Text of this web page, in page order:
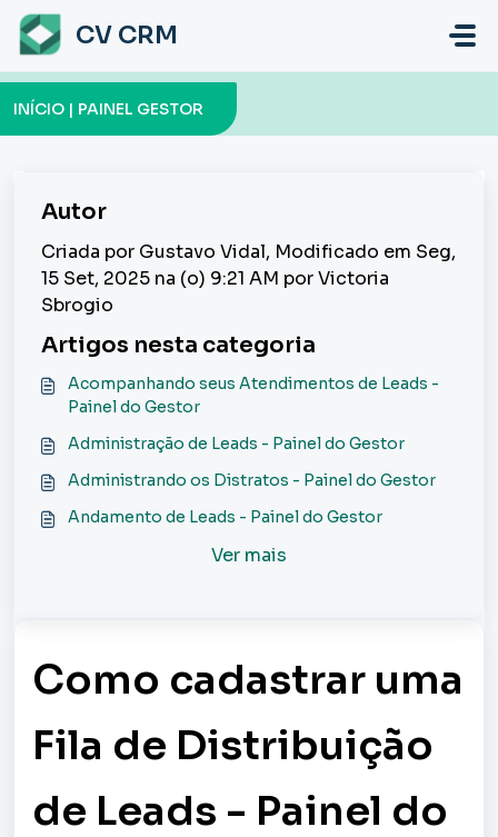
Ir para o conteúdo principal
CV CRM
INÍCIO | PAINEL GESTOR
Autor
Criada por Gustavo Vidal, Modificado em Seg,
15 Set, 2025 na (o) 9:21 AM por Victoria
Sbrogio
Artigos nesta categoria
Acompanhando seus Atendimentos de Leads -
Painel do Gestor
Administração de Leads - Painel do Gestor
Administrando os Distratos - Painel do Gestor
Andamento de Leads - Painel do Gestor
Ver mais
Como cadastrar uma
Fila de Distribuição
de Leads - Painel do